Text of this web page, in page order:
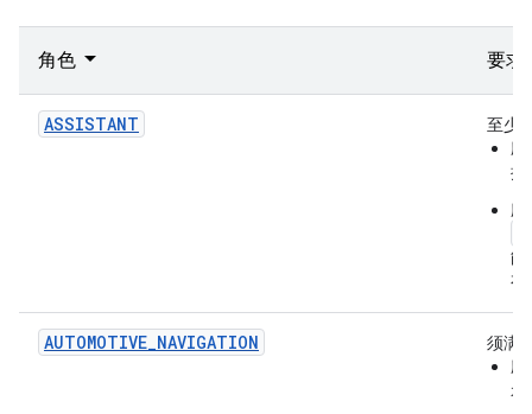
角色 要求
ASSISTANT
至少
操
应
能
有
AUTOMOTIVE_NAVIGATION
须满
示